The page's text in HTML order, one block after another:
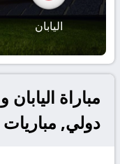
اليابان
مباراة
دولي, مباريات